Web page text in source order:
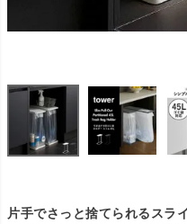
片手でさっと捨てられるスラ